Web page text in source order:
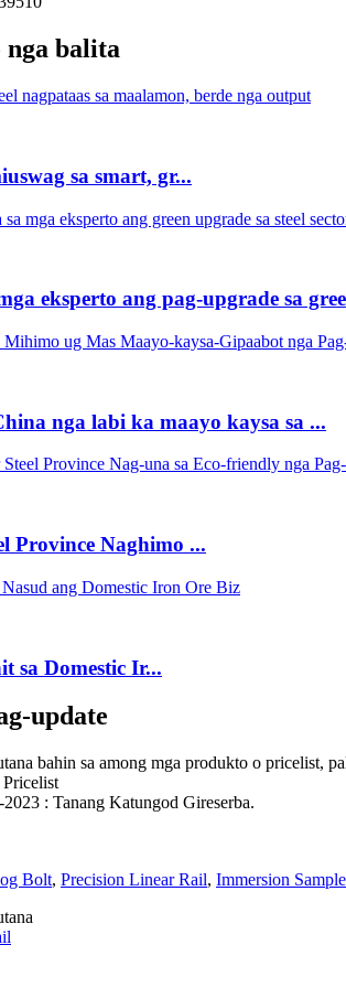
nga balita
sa smart, gr...
eksperto ang pag-upgrade sa
nga labi ka maayo kaysa sa ...
Province Naghimo ...
sa Domestic Ir...
update
bahin sa among mga produkto o pricelist,
Pricelist
: Tanang Katungod Gireserba.
Bolt, Precision Linear Rail, Immersion